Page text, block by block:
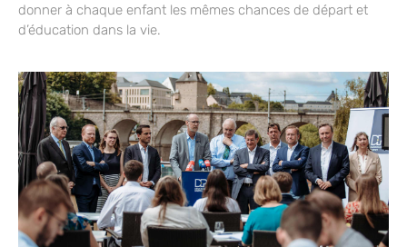
donner à chaque enfant les mêmes chances de départ et
d’éducation dans la vie.